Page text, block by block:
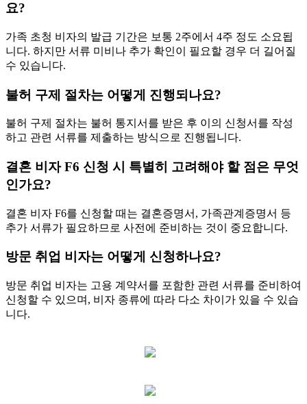
요?
가족 초청 비자의 발급 기간은 보통 2주에서 4주 정도 소요됩
니다. 하지만 서류 미비나 추가 확인이 필요할 경우 더 길어질
수 있습니다.
불허 구제 절차는 어떻게 진행되나요?
불허 구제 절차는 불허 통지서를 받은 후 이의 신청서를 작성
하고 관련 서류를 제출하는 방식으로 진행됩니다.
결혼 비자 F6 신청 시 특별히 고려해야 할 점은 무엇
인가요?
결혼 비자 F6를 신청할 때는 결혼증명서, 가족관계증명서 등
추가 서류가 필요하므로 사전에 준비하는 것이 중요합니다.
방문 취업 비자는 어떻게 신청하나요?
방문 취업 비자는 고용 계약서를 포함한 관련 서류를 준비하여
신청할 수 있으며, 비자 종류에 따라 다소 차이가 있을 수 있습
니다.